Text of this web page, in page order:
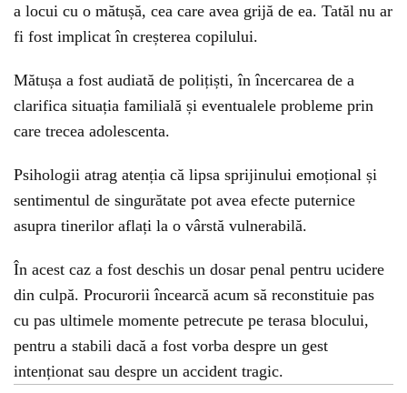
a locui cu o mătușă, cea care avea grijă de ea. Tatăl nu ar
fi fost implicat în creșterea copilului.
Mătușa a fost audiată de polițiști, în încercarea de a
clarifica situația familială și eventualele probleme prin
care trecea adolescenta.
Psihologii atrag atenția că lipsa sprijinului emoțional și
sentimentul de singurătate pot avea efecte puternice
asupra tinerilor aflați la o vârstă vulnerabilă.
În acest caz a fost deschis un dosar penal pentru ucidere
din culpă. Procurorii încearcă acum să reconstituie pas
cu pas ultimele momente petrecute pe terasa blocului,
pentru a stabili dacă a fost vorba despre un gest
intenționat sau despre un accident tragic.